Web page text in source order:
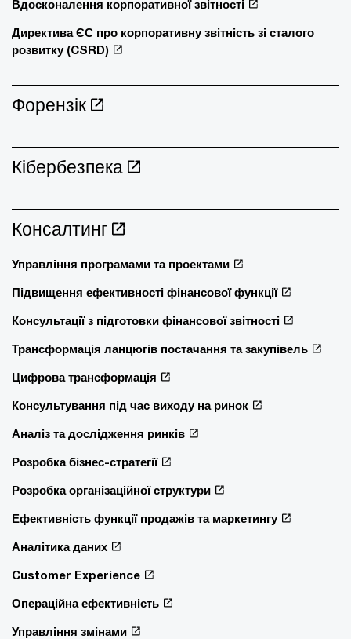
Вдосконалення корпоративної звітності
Директива ЄС про корпоративну звітність зі сталого
розвитку (CSRD)
Форензік
Кібербезпека
Консалтинг
Управління програмами та проектами
Підвищення ефективності фінансової функції
Консультації з підготовки фінансової звітності
Трансформація ланцюгів постачання та закупівель
Цифрова трансформація
Консультування під час виходу на ринок
Аналіз та дослідження ринків
Розробка бізнес-стратегії
Розробка організаційної структури
Ефективність функції продажів та маркетингу
Аналітика даних
Customer Experience
Операційна ефективність
Управління змінами